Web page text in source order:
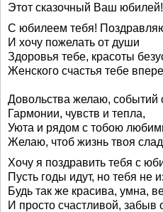
Этот сказочный Ваш юбилей!
С юбилеем тебя!
И хочу пожелать от души
Здоровья тебе, красоты
Женского счастья тебе
Довольства желаю, событий
Гармонии, чувств и тепла,
Уюта и рядом с тобою
Желаю, чтоб жизнь твоя
Хочу я поздравить тебя с
Пусть годы идут, но тебя не
Будь так же красива, умна,
И просто счастливой, забыв